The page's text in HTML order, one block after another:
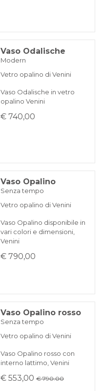
Vaso Odalische
Modern
Vetro opalino di Venini
Vaso Odalische in vetro
opalino Venini
€ 740,00
Vaso Opalino
Senza tempo
Vetro opalino di Venini
Vaso Opalino disponibile in
vari colori e dimensioni,
Venini
€ 790,00
Vaso Opalino rosso
Senza tempo
Vetro opalino di Venini
Vaso Opalino rosso con
interno lattimo, Venini
€ 553,00 € 790.00